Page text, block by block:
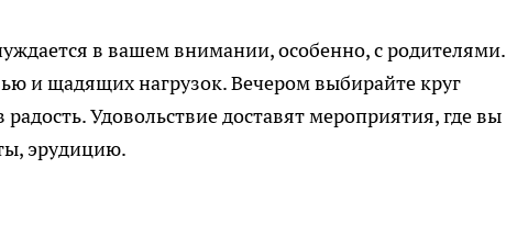
в вашем внимании, особенно, с родителями.
и щадящих нагрузок. Вечером выбирайте круг
Удовольствие доставят мероприятия, где вы
эрудицию.